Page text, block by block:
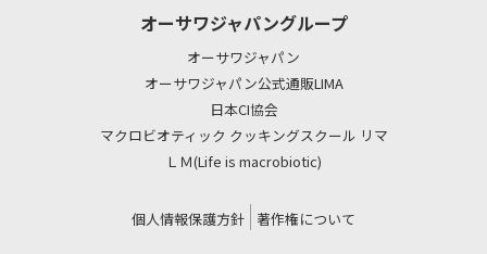
オーサワジャパングループ
オーサワジャパン
オーサワジャパン公式通販LIMA
日本CI協会
マクロビオティック クッキングスクール リマ
ＬＭ(Life is macrobiotic)
個人情報保護方針 著作権について